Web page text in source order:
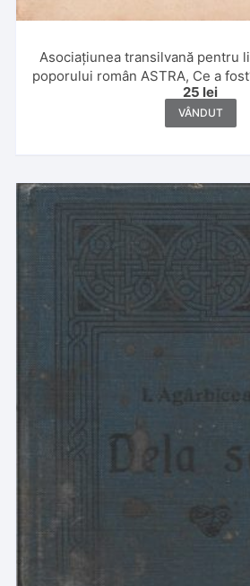
Asociațiunea transilvană pentru
poporului român ASTRA, Ce a
să fie? de Ion Agârbiceanu,
25 lei
VÂNDUT